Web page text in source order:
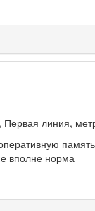
Первая линия,
вполне норма